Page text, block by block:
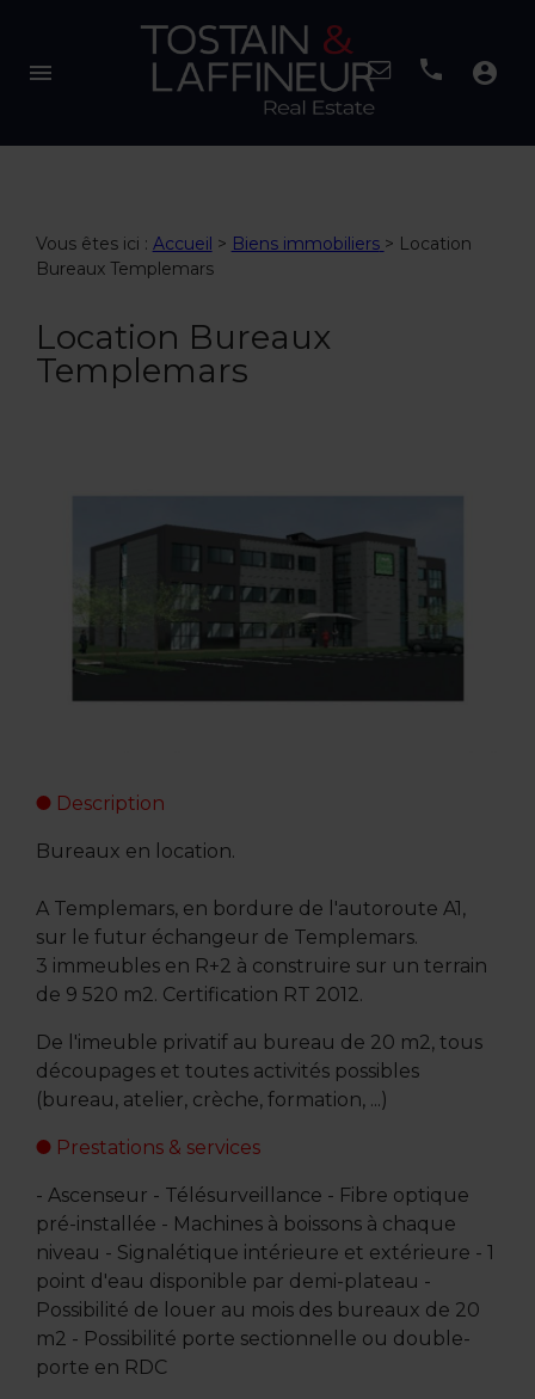
menu account_circle
Vous êtes ici : Accueil > Biens immobiliers > Location
Bureaux Templemars
Location Bureaux
Templemars
Description
Bureaux en location.
A Templemars, en bordure de l'autoroute A1,
sur le futur échangeur de Templemars.
3 immeubles en R+2 à construire sur un terrain
de 9 520 m2. Certification RT 2012.
De l'imeuble privatif au bureau de 20 m2, tous
découpages et toutes activités possibles
(bureau, atelier, crèche, formation, ...)
Prestations & services
- Ascenseur - Télésurveillance - Fibre optique
pré-installée - Machines à boissons à chaque
niveau - Signalétique intérieure et extérieure - 1
point d'eau disponible par demi-plateau -
Possibilité de louer au mois des bureaux de 20
m2 - Possibilité porte sectionnelle ou double-
porte en RDC